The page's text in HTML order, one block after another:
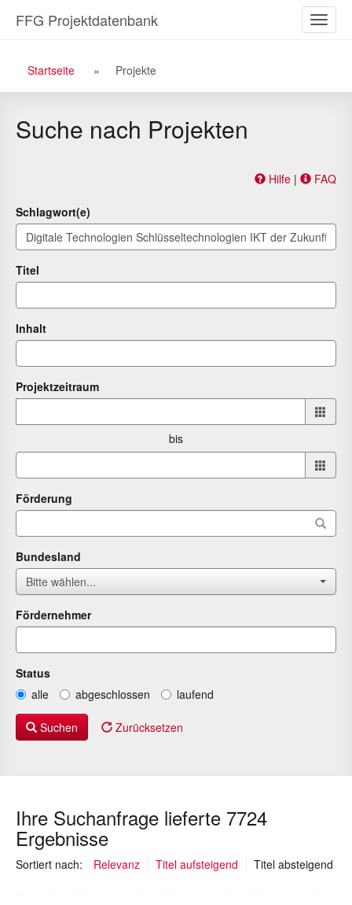
den
Inhalt
ein-/
FFG Projektdatenbank
Breadcrumb
Navigation
Startseite Projekte
Suche nach Projekten
Hilfe | FAQ
Schlagwort(e)
Titel
Inhalt
Projektzeitraum
von
bis
Förderung
Bundesland
Bitte wählen...
Fördernehmer
Status
alle
abgeschlossen laufend
Suchen Zurücksetzen
Ihre Suchanfrage lieferte 7724
Ergebnisse
Sortiert nach: Relevanz Titel aufsteigend Titel absteigend